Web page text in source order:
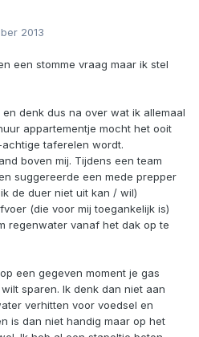
2013
een stomme vraag maar ik stel
denk dus na over wat ik allemaal
appartementje mocht het ooit
taferelen wordt.
boven mij. Tijdens een team
suggereerde een mede prepper
de duer niet uit kan / wil)
(die voor mij toegankelijk is)
regenwater vanaf het dak op te
een gegeven moment je gas
sparen. Ik denk dan niet aan
verhitten voor voedsel en
is dan niet handig maar op het